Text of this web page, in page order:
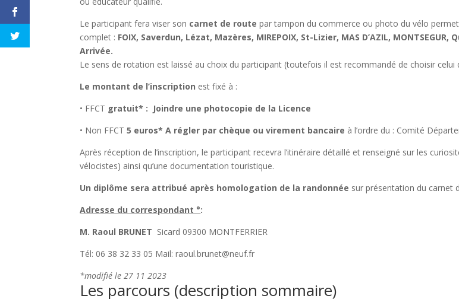
Le participant fera viser son carnet de route par tampon du commerce ou photo du vélo
complet : FOIX, Saverdun, Lézat, Mazères, MIREPOIX, St-Lizier, MAS D’AZIL, MONTSEGUR,
Arrivée.
Le sens de rotation est laissé au choix du participant (toutefois il est recommandé de choisir celui
Le montant de l’inscription est fixé à :
• FFCT gratuit* : Joindre une photocopie de la Licence
• Non FFCT5 euros* A régler par chèque ou virement bancaire à l’ordre du : Comité
Après réception de l’inscription, le participant recevra l’itinéraire détaillé et renseigné sur les
vélocistes) ainsi qu’une documentation touristique.
Un diplôme sera attribué après homologation de la randonnée sur présentation du carnet
Adresse du correspondant °:
M. Raoul BRUNET Sicard 09300 MONTFERRIER
Tél: 06 38 32 33 05 Mail: raoul.brunet@neuf.fr
*modifié le 27 11 2023
Les parcours (description sommaire)